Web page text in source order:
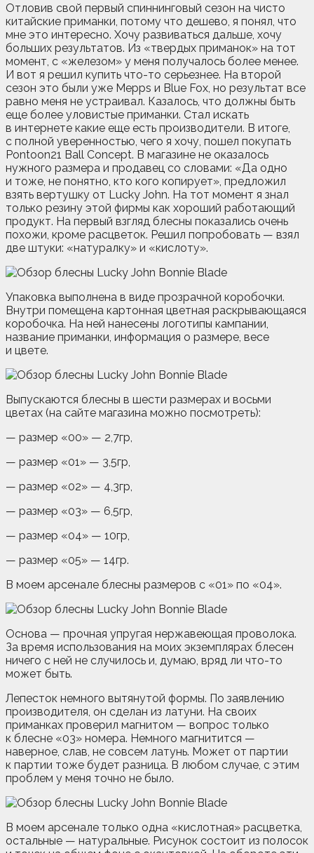
Отловив свой первый спиннинговый сезон на чисто
китайские приманки, потому что дешево, я понял, что
мне это интересно. Хочу развиваться дальше, хочу
больших результатов. Из «твердых приманок» на тот
момент, с «железом» у меня получалось более менее.
И вот я решил купить что-то серьезнее. На второй
сезон это были уже Mepps и Blue Fox, но результат все
равно меня не устраивал. Казалось, что должны быть
еще более уловистые приманки. Стал искать
в интернете какие еще есть производители. В итоге,
с полной уверенностью, чего я хочу, пошел покупать
Pontoon21 Ball Concept. В магазине не оказалось
нужного размера и продавец со словами: «Да одно
и тоже, не понятно, кто кого копирует», предложил
взять вертушку от Lucky John. На тот момент я знал
только резину этой фирмы как хороший работающий
продукт. На первый взгляд блесны показались очень
похожи, кроме расцветок. Решил попробовать — взял
две штуки: «натуралку» и «кислоту».
Упаковка выполнена в виде прозрачной коробочки.
Внутри помещена картонная цветная раскрывающаяся
коробочка. На ней нанесены логотипы кампании,
название приманки, информация о размере, весе
и цвете.
Выпускаются блесны в шести размерах и восьми
цветах (на сайте магазина можно посмотреть):
— размер «00» — 2,7гр,
— размер «01» — 3,5гр,
— размер «02» — 4,3гр,
— размер «03» — 6,5гр,
— размер «04» — 10гр,
— размер «05» — 14гр.
В моем арсенале блесны размеров с «01» по «04».
Основа — прочная упругая нержавеющая проволока.
За время использования на моих экземплярах блесен
ничего с ней не случилось и, думаю, вряд ли что-то
может быть.
Лепесток немного вытянутой формы. По заявлению
производителя, он сделан из латуни. На своих
приманках проверил магнитом — вопрос только
к блесне «03» номера. Немного магнитится —
наверное, слав, не совсем латунь. Может от партии
к партии тоже будет разница. В любом случае, с этим
проблем у меня точно не было.
В моем арсенале только одна «кислотная» расцветка,
остальные — натуральные. Рисунок состоит из полосок